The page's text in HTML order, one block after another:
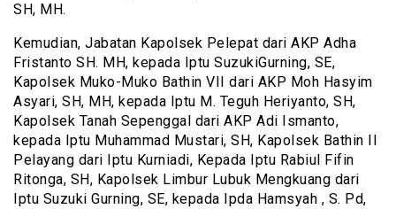
SH, MH.
Kemudian, Jabatan Kapolsek Pelepat dari AKP Adha
Fristanto SH. MH, kepada Iptu SuzukiGurning, SE,
Kapolsek Muko-Muko Bathin VII dari AKP Moh Hasyim
Asyari, SH, MH, kepada Iptu M. Teguh Heriyanto, SH,
Kapolsek Tanah Sepenggal dari AKP Adi Ismanto,
kepada Iptu Muhammad Mustari, SH, Kapolsek Bathin II
Pelayang dari Iptu Kurniadi, Kepada Iptu Rabiul Fifin
Ritonga, SH, Kapolsek Limbur Lubuk Mengkuang dari
Iptu Suzuki Gurning, SE, kepada Ipda Hamsyah , S. Pd,